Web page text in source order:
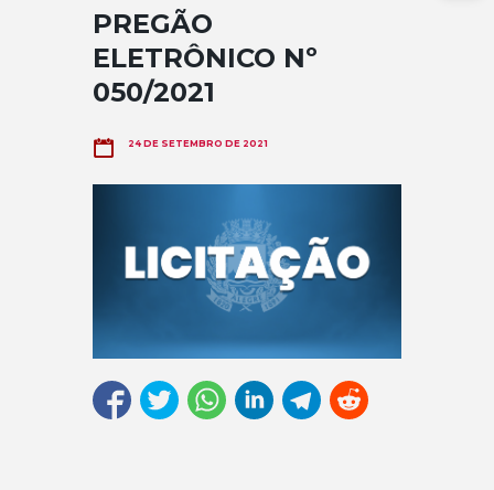
PREGÃO
ELETRÔNICO Nº
050/2021
24 DE SETEMBRO DE 2021